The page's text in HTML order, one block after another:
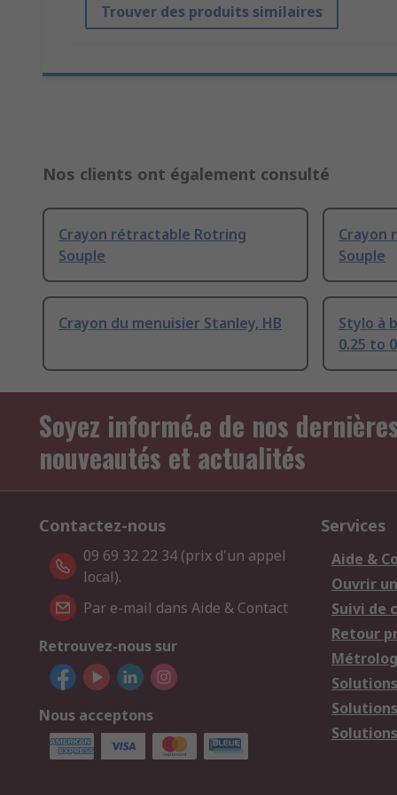
Trouver des produits similaires
Nos clients ont également consulté
Crayon rétractable Rotring
Souple
Crayon
Souple
Crayon du menuisier Stanley, HB
Stylo à
0.25 to
Soyez informé.e de nos
nouveautés et actualités
Contactez-nous
09 69 32 22 34 (prix d'un appel
local).
Par e-mail dans Aide & Contact
Retrouvez-nous sur
Nous acceptons
Services
Aide &
Ouvrir
Suivi de
Retour